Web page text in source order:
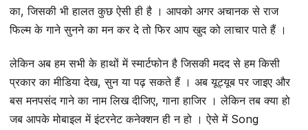
का, जिसकी भी हालत कुछ ऐसी ही है । आपको अगर अचानक से राज
फिल्म के गाने सुनने का मन कर दे तो फिर आप खुद को लाचार पाते हैं ।
लेकिन अब हम सभी के हाथों में स्मार्टफोन है जिसकी मदद से हम किसी
प्रकार का मीडिया देख, सुन या पढ़ सकते हैं । अब यूट्यूब पर जाइए और
बस मनपसंद गाने का नाम लिख दीजिए, गाना हाजिर । लेकिन तब क्या हो
जब आपके मोबाइल में इंटरनेट कनेक्शन ही न हो । ऐसे में Song